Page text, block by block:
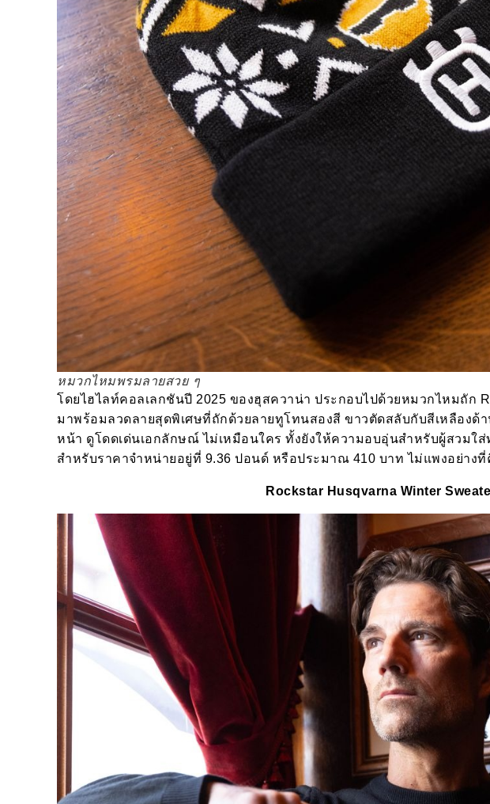
หมวกไหมพรมลายสวย ๆ
โดยไฮไลท์คอลเลกชันปี 2025 ของฮุสควาน่า ประกอบไปด้วยหมวกไหมถัก
มาพร้อมลวดลายสุดพิเศษที่ถักด้วยลายทูโทนสองสี ขาวตัดสลับกับสีเหลืองด้
หน้า ดูโดดเด่นเอกลักษณ์ ไม่เหมือนใคร ทั้งยังให้ความอบอุ่นสำหรับผู้สวมใส่
สำหรับราคาจำหน่ายอยู่ที่ 9.36 ปอนด์ หรือประมาณ 410 บาท ไม่แพงอย่างที่
Rockstar Husqvarna Winter